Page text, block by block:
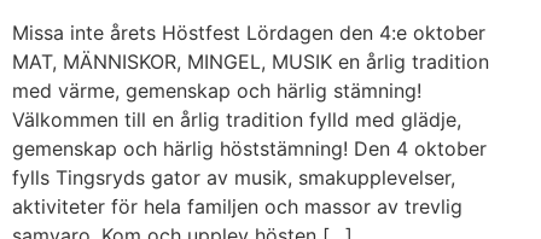
Missa inte årets Höstfest Lördagen den 4:e oktober
MAT, MÄNNISKOR, MINGEL, MUSIK en årlig tradition
med värme, gemenskap och härlig stämning!
Välkommen till en årlig tradition fylld med glädje,
gemenskap och härlig höststämning! Den 4 oktober
fylls Tingsryds gator av musik, smakupplevelser,
aktiviteter för hela familjen och massor av trevlig